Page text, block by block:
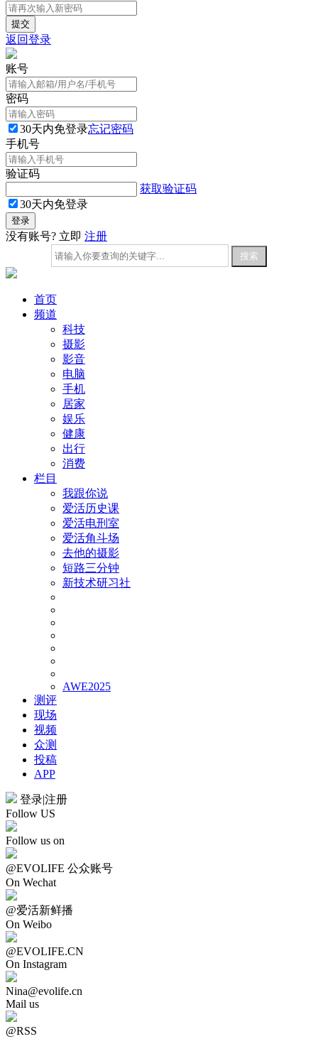
返回登录
账号
密码
30天内免登录忘记密码
手机号
验证码
获取验证码
30天内免登录
没有账号? 立即 注册
首页
频道
科技
摄影
影音
电脑
手机
居家
娱乐
健康
出行
消费
栏目
我跟你说
爱活历史课
爱活电刑室
爱活角斗场
去他的摄影
短路三分钟
新技术研习社
AWE2025
测评
现场
视频
众测
投稿
APP
登录|注册
Follow US
Follow us on
@EVOLIFE 公众账号
On Wechat
@爱活新鲜播
On Weibo
@EVOLIFE.CN
On Instagram
Nina@evolife.cn
Mail us
@RSS